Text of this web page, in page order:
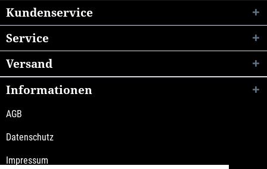
Kundenservice
Service
Informationen
AGB
Datenschutz
Impressum
Versand